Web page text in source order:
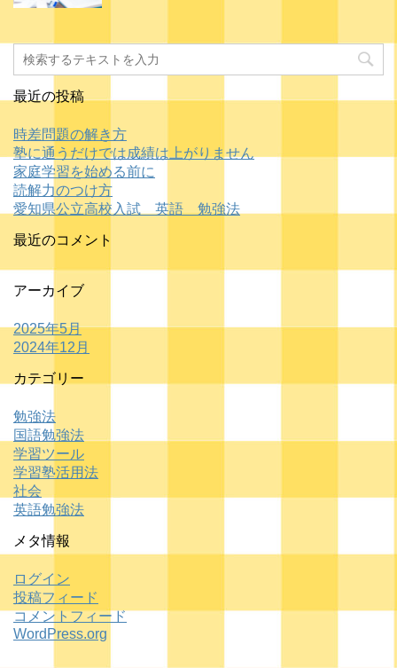
最近の投稿
時差問題の解き方
塾に通うだけでは成績は上がりません
家庭学習を始める前に
読解力のつけ方
愛知県公立高校入試 英語 勉強法
最近のコメント
アーカイブ
2025年5月
2024年12月
カテゴリー
勉強法
国語勉強法
学習ツール
学習塾活用法
社会
英語勉強法
メタ情報
ログイン
投稿フィード
コメントフィード
WordPress.org